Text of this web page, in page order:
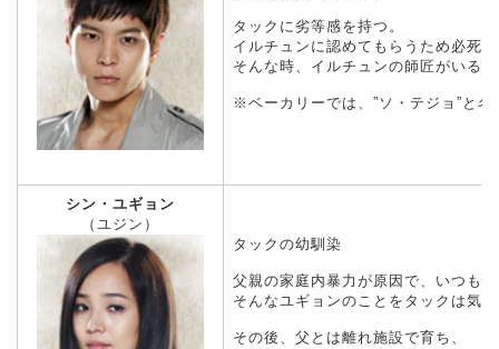
タックに劣等感を持つ。
イルチュンに認めてもらうため必死
そんな時、イルチュンの師匠がいる
※ベーカリーでは、”ソ・テジョ”と名
シン・ユギョン
（ユジン）
タックの幼馴染
父親の家庭内暴力が原因で、いつも
そんなユギョンのことをタックは気
その後、父とは離れ施設で育ち、